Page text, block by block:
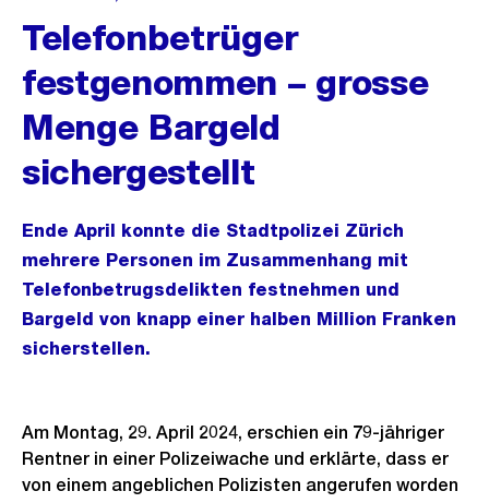
Telefonbetrüger
festgenommen – grosse
Menge Bargeld
sichergestellt
Ende April konnte die Stadtpolizei Zürich
mehrere Personen im Zusammenhang mit
Telefonbetrugsdelikten festnehmen und
Bargeld von knapp einer halben Million Franken
sicherstellen.
Am Montag, 29. April 2024, erschien ein 79-jähriger
Rentner in einer Polizeiwache und erklärte, dass er
von einem angeblichen Polizisten angerufen worden